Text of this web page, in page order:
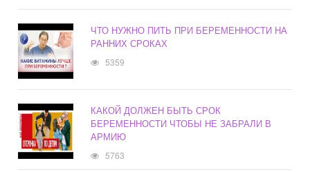
ЧТО НУЖНО ПИТЬ ПРИ БЕРЕМЕННОСТИ НА
РАННИХ СРОКАХ
5359
КАКОЙ ДОЛЖЕН БЫТЬ СРОК
БЕРЕМЕННОСТИ ЧТОБЫ НЕ ЗАБРАЛИ В
АРМИЮ
5763